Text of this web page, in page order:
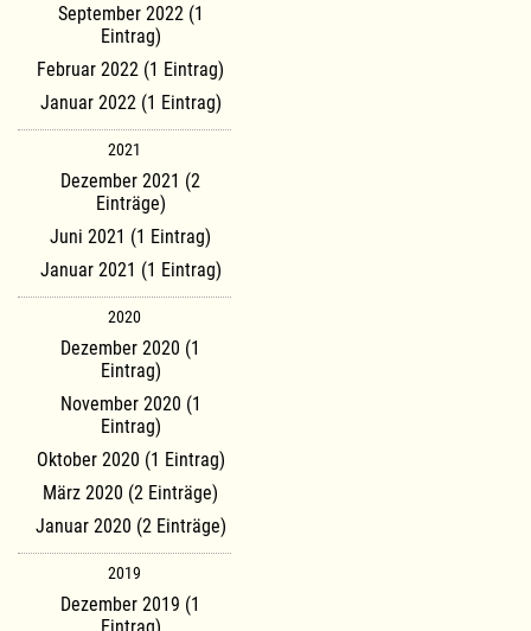
September 2022 (1
Eintrag)
Februar 2022 (1 Eintrag)
Januar 2022 (1 Eintrag)
2021
Dezember 2021 (2
Einträge)
Juni 2021 (1 Eintrag)
Januar 2021 (1 Eintrag)
2020
Dezember 2020 (1
Eintrag)
November 2020 (1
Eintrag)
Oktober 2020 (1 Eintrag)
März 2020 (2 Einträge)
Januar 2020 (2 Einträge)
2019
Dezember 2019 (1
Eintrag)